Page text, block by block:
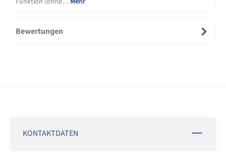
Bewertungen
KONTAKTDATEN